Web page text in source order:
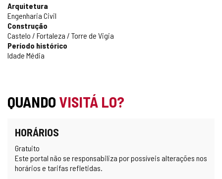
Arquitetura
Engenharia Civil
Construção
Castelo / Fortaleza / Torre de Vigia
Período histórico
Idade Média
QUANDO VISITÁ LO?
HORÁRIOS
Gratuito
Este portal não se responsabiliza por possíveis alterações nos
horários e tarifas refletidas.